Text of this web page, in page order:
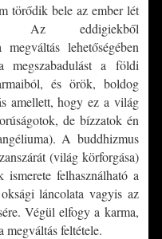
törődik bele az ember lét
Az eddigiekből
lehetőségében
a földi
és örök, boldog
amellett, hogy ez a világ
de bízzatok én
A buddhizmus
(világ körforgása)
felhasználható a
láncolata vagyis az
Végül elfogy a karma,
megváltás feltétele.